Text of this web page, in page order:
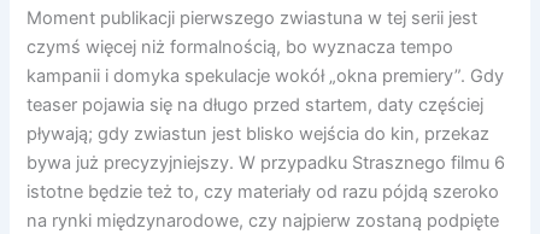
Moment publikacji pierwszego zwiastuna w tej serii jest
czymś więcej niż formalnością, bo wyznacza tempo
kampanii i domyka spekulacje wokół „okna premiery”. Gdy
teaser pojawia się na długo przed startem, daty częściej
pływają; gdy zwiastun jest blisko wejścia do kin, przekaz
bywa już precyzyjniejszy. W przypadku Strasznego filmu 6
istotne będzie też to, czy materiały od razu pójdą szeroko
na rynki międzynarodowe, czy najpierw zostaną podpięte